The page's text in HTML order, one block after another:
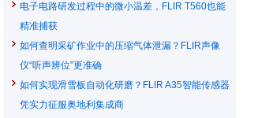
电子电路研发过程中的微小温差，FLIR T560也能
精准捕获
如何查明采矿作业中的压缩气体泄漏？FLIR声像
仪“听声辨位”更准确
如何实现滑雪板自动化研磨？FLIR A35智能传感器
凭实力征服奥地利集成商